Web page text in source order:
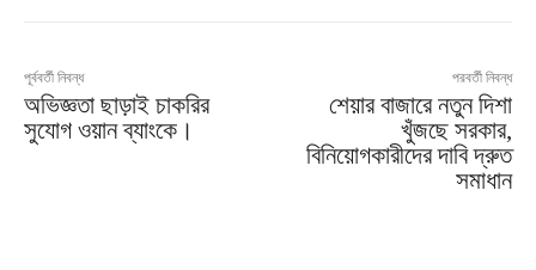
পূর্ববর্তী নিবন্ধ
অভিজ্ঞতা ছাড়াই চাকরির
সুযোগ ওয়ান ব্যাংকে।
পরবর্তী নিবন্ধ
শেয়ার বাজারে নতুন দিশা
খুঁজছে সরকার,
বিনিয়োগকারীদের দাবি দ্রুত
সমাধান